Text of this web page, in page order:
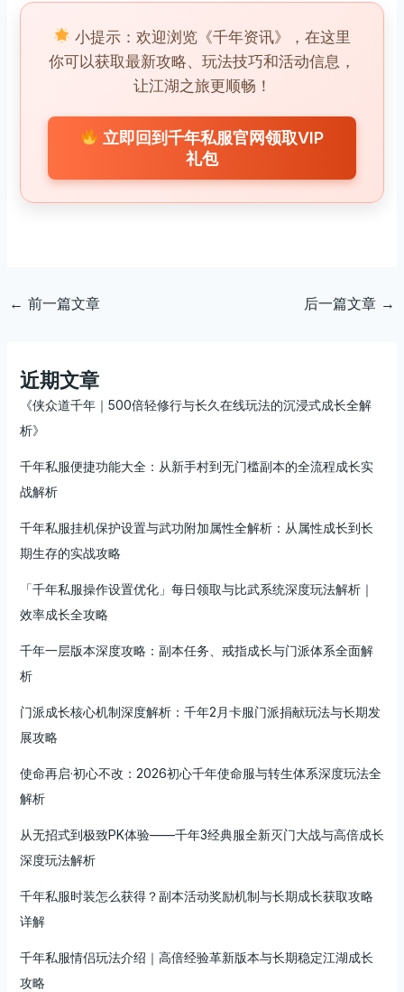
小提示：欢迎浏览《千年资讯》，在这里
你可以获取最新攻略、玩法技巧和活动信息，
让江湖之旅更顺畅！
立即回到千年私服官网领取VIP
礼包
← 前一篇文章 后一篇文章 →
近期文章
《侠众道千年｜500倍轻修行与长久在线玩法的沉浸式成长全解
析》
千年私服便捷功能大全：从新手村到无门槛副本的全流程成长实
战解析
千年私服挂机保护设置与武功附加属性全解析：从属性成长到长
期生存的实战攻略
「千年私服操作设置优化」每日领取与比武系统深度玩法解析｜
效率成长全攻略
千年一层版本深度攻略：副本任务、戒指成长与门派体系全面解
析
门派成长核心机制深度解析：千年2月卡服门派捐献玩法与长期发
展攻略
使命再启·初心不改：2026初心千年使命服与转生体系深度玩法全
解析
从无招式到极致PK体验——千年3经典服全新灭门大战与高倍成长
深度玩法解析
千年私服时装怎么获得？副本活动奖励机制与长期成长获取攻略
详解
千年私服情侣玩法介绍｜高倍经验革新版本与长期稳定江湖成长
攻略